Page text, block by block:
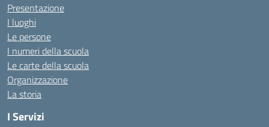
Presentazione
I luoghi
Le persone
I numeri della scuola
Le carte della scuola
Organizzazione
La storia
I Servizi